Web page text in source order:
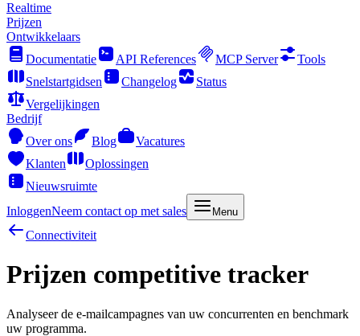
Realtime
Prijzen
Ontwikkelaars
Documentatie
API References MCP Server
Tools
Snelstartgidsen
Changelog
Status
Vergelijkingen
Bedrijf
Over ons
Blog
Vacatures
Klanten
Oplossingen
Nieuwsruimte
InloggenNeem contact op met sales Menu
Connectiviteit
Prijzen competitive tracker
Analyseer de e-mailcampagnes van uw concurrenten en benchmark
uw programma.